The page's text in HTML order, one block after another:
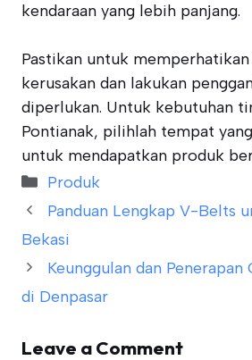
kendaraan yang lebih panjang.
Pastikan untuk
kerusakan dan lakukan
diperlukan. Untuk kebutuhan
Pontianak, pilihlah tempat
untuk mendapatkan produk
Categories
Produk
Panduan Lengkap V-Belts
Bekasi
Keunggulan dan
di Denpasar
Leave a Comment